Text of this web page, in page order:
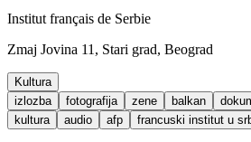
Institut français de Serbie
Zmaj Jovina 11, Stari grad, Beograd
Kultura
izlozba
fotografija zene balkan
kultura
audio afp francuski institut u